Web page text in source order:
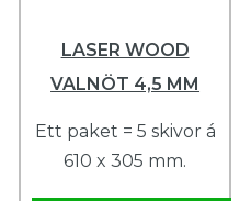
LASER WOOD
VALNÖT 4,5 MM
Ett paket = 5 skivor á
610 x 305 mm.